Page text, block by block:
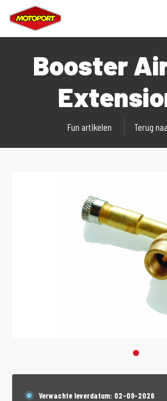
Booster
Fun artikelen Terug
Verwachte leverdatum: 02-09-2026